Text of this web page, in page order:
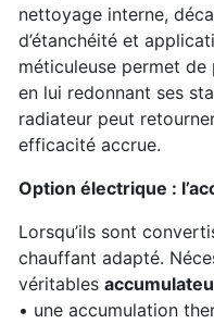
nettoyage interne,
d’étanchéité et
méticuleuse permet
en lui redonnant ses
radiateur peut
efficacité accrue.
Option électrique :
Lorsqu’ils sont
chauffant adapté.
véritables
• une accumulation